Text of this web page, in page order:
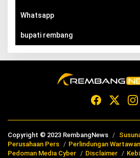
Whatsapp
bupati rembang
Copyright © 2023 RembangNews
Perusahaan Pers
Perlindungan Wartawan
Pedoman Media Cyber
Disclaimer